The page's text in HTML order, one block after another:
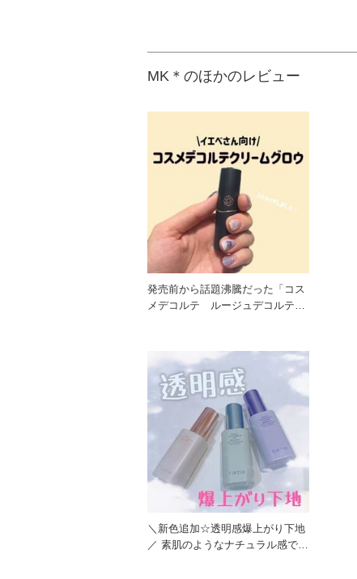
MK＊のほかのレビュー
発売前から話題沸騰だった「コス
メデコルテ ルージュデコルテ
＼新色追加☆透明感爆上がり下地
／ 素肌のようなナチュラル感で、